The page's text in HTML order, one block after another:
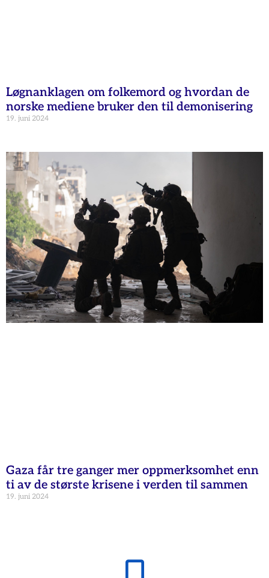
Løgnanklagen om folkemord og hvordan de
norske mediene bruker den til demonisering
19. juni 2024
Gaza får tre ganger mer oppmerksomhet enn
ti av de største krisene i verden til sammen
19. juni 2024